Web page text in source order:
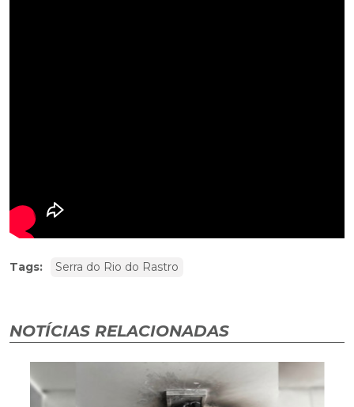
Tags: Serra do Rio do Rastro
NOTÍCIAS RELACIONADAS